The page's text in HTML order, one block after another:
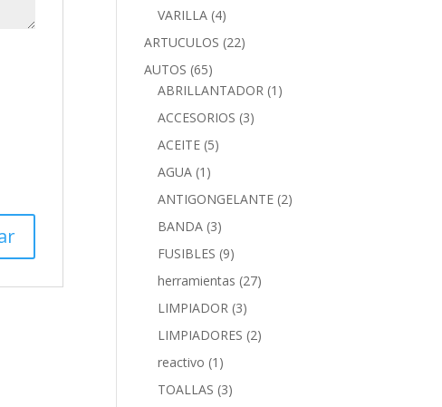
VARILLA (4)
ARTUCULOS (22)
AUTOS (65)
ABRILLANTADOR (1)
ACCESORIOS (3)
ACEITE (5)
AGUA (1)
ANTIGONGELANTE (2)
BANDA (3)
FUSIBLES (9)
herramientas (27)
LIMPIADOR (3)
LIMPIADORES (2)
reactivo (1)
TOALLAS (3)